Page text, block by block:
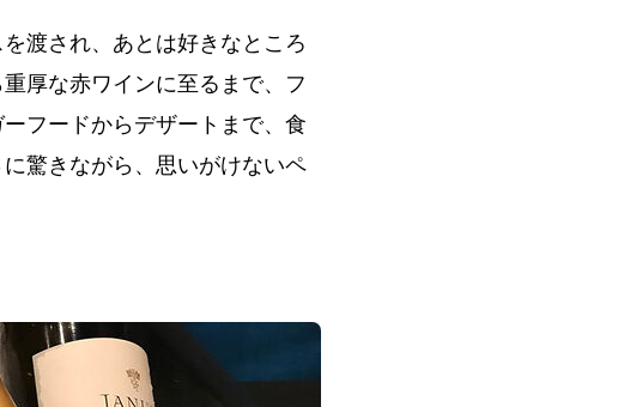
渡され、あとは好きなところ
厚な赤ワインに至るまで、フ
フードからデザートまで、食
驚きながら、思いがけないペ